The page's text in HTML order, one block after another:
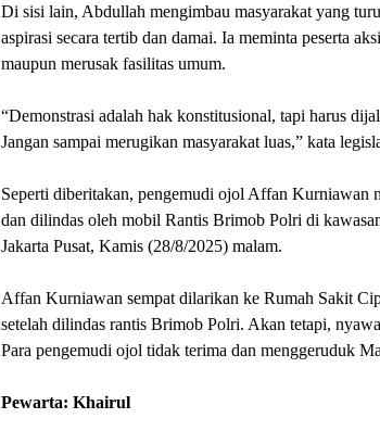
Di sisi lain, Abdullah mengimbau masyarakat yang
aspirasi secara tertib dan damai. Ia meminta peserta
maupun merusak fasilitas umum.
“Demonstrasi adalah hak konstitusional, tapi harus
Jangan sampai merugikan masyarakat luas,” kata
Seperti diberitakan, pengemudi ojol Affan Kurniawan
dan dilindas oleh mobil Rantis Brimob Polri di
Jakarta Pusat, Kamis (28/8/2025) malam.
Affan Kurniawan sempat dilarikan ke Rumah Sakit
setelah dilindas rantis Brimob Polri. Akan tetapi,
Para pengemudi ojol tidak terima dan menggeruduk
Pewarta: Khairul